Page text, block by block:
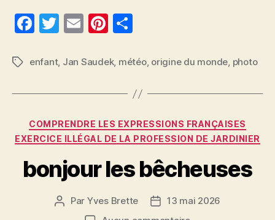
F
c
b
o
o
k
T
itt
E
ai
Pi
er
t
rt
a
g
er
Étiquettes
enfant, Jan Saudek, météo, origine du monde, photo
Catégories
COMPRENDRE LES EXPRESSIONS FRANÇAISES
EXERCICE ILLÉGAL DE LA PROFESSION DE JARDINIER
bonjour les bêcheuses
Auteur
Par Yves Brette
Date13 mai 2026